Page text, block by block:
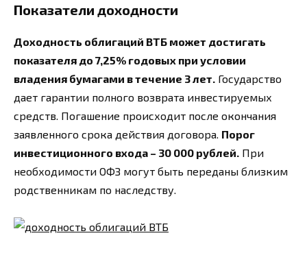
Показатели доходности
Доходность облигаций ВТБ может достигать
показателя до 7,25% годовых при условии
владения бумагами в течение 3 лет. Государство
дает гарантии полного возврата инвестируемых
средств. Погашение происходит после окончания
заявленного срока действия договора. Порог
инвестиционного входа – 30 000 рублей. При
необходимости ОФЗ могут быть переданы близким
родственникам по наследству.